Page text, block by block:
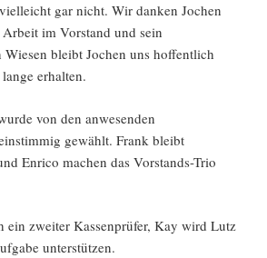
gar nicht. Wir danken Jochen
im Vorstand und sein
Wiesen bleibt Jochen uns hoffentlich
erhalten.
von den anwesenden
gewählt. Frank bleibt
Enrico machen das Vorstands-Trio
ein zweiter Kassenprüfer, Kay wird Lutz
unterstützen.